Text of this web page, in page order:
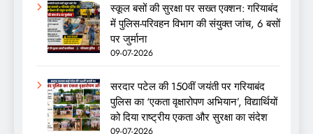
स्कूल बसों की सुरक्षा पर सख्त एक्शन: गरियाबंद
में पुलिस-परिवहन विभाग की संयुक्त जांच, 6 बसों
पर जुर्माना
09-07-2026
सरदार पटेल की 150वीं जयंती पर गरियाबंद
पुलिस का ‘एकता वृक्षारोपण अभियान’, विद्यार्थियों
को दिया राष्ट्रीय एकता और सुरक्षा का संदेश
09-07-2026